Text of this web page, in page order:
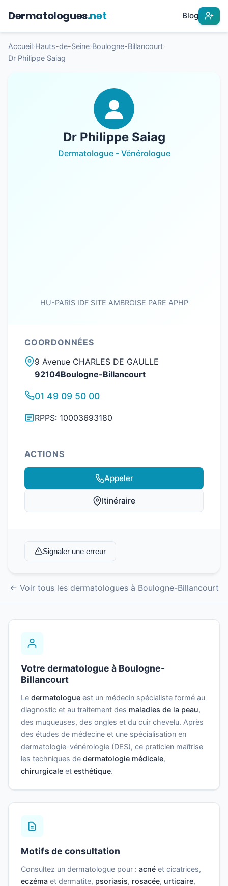
Dermatologues.net Blog
Accueil Hauts-de-Seine Boulogne-Billancourt
Dr Philippe Saiag
Dr Philippe Saiag
Dermatologue - Vénérologue
HU-PARIS IDF SITE AMBROISE PARE APHP
COORDONNÉES
9 Avenue CHARLES DE GAULLE
92104Boulogne-Billancourt
01 49 09 50 00
RPPS: 10003693180
ACTIONS
Appeler
Itinéraire
Signaler une erreur
← Voir tous les dermatologues à Boulogne-Billancourt
Votre dermatologue à Boulogne-
Billancourt
Le dermatologue est un médecin spécialiste formé au
diagnostic et au traitement des maladies de la peau,
des muqueuses, des ongles et du cuir chevelu. Après
des études de médecine et une spécialisation en
dermatologie-vénérologie (DES), ce praticien maîtrise
les techniques de dermatologie médicale,
chirurgicale et esthétique.
Motifs de consultation
Consultez un dermatologue pour : acné et cicatrices,
eczéma et dermatite, psoriasis, rosacée, urticaire,